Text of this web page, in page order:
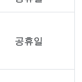
공휴일